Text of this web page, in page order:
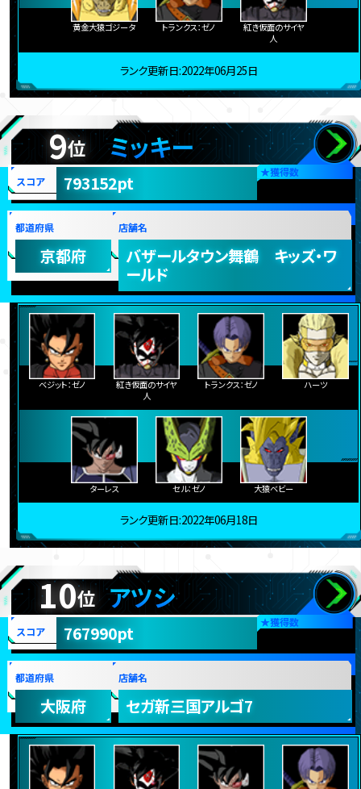
黄金大猿ゴジータ トランクス：ゼノ
紅き仮面のサイヤ
人
ランク更新日:2022年06月25日
9位 ミッキー
★獲得数
スコア 793152pt
都道府県
京都府
店舗名
バザールタウン舞鶴 キッズ・ワ
ールド
ベジット：ゼノ
紅き仮面のサイヤ
人
トランクス：ゼノ ハーツ
ターレス セル：ゼノ 大猿ベビー
ランク更新日:2022年06月18日
10位 アツシ
★獲得数
スコア 767990pt
都道府県
大阪府
店舗名
セガ新三国アルゴ7